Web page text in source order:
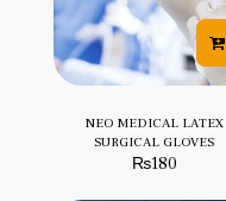
NEO MEDICAL LATEX
SURGICAL GLOVES
₨180